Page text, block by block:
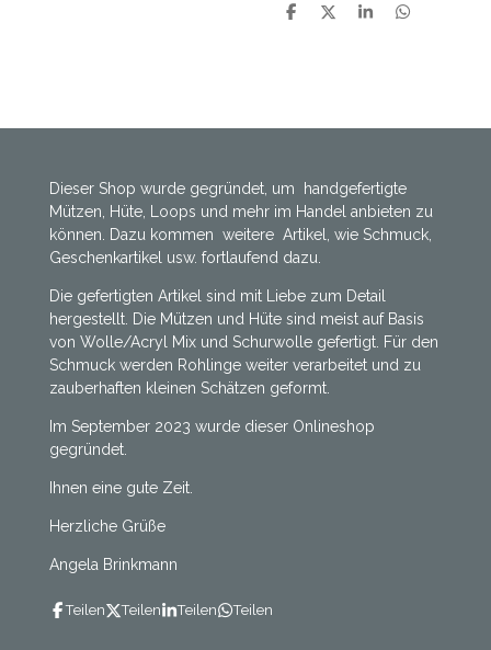
T
T
T
T
Dieser Shop wurde gegründet, um handgefertigte
Mützen, Hüte, Loops und mehr im Handel anbieten zu
können. Dazu kommen weitere Artikel, wie Schmuck,
Geschenkartikel usw. fortlaufend dazu.
Die gefertigten Artikel sind mit Liebe zum Detail
hergestellt. Die Mützen und Hüte sind meist auf Basis
von Wolle/Acryl Mix und Schurwolle gefertigt. Für den
Schmuck werden Rohlinge weiter verarbeitet und zu
zauberhaften kleinen Schätzen geformt.
Im September 2023 wurde dieser Onlineshop
gegründet.
Ihnen eine gute Zeit.
Herzliche Grüße
Angela Brinkmann
Teilen Teilen Teilen Teilen